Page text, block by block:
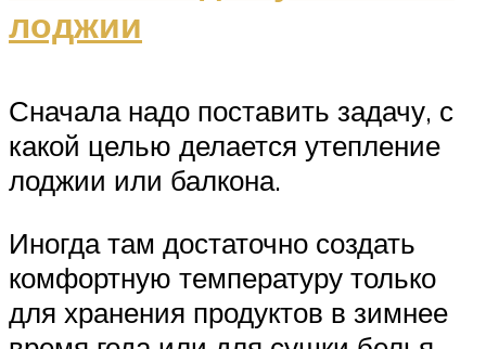
лоджии
Сначала надо поставить задачу, с
какой целью делается утепление
лоджии или балкона.
Иногда там достаточно создать
комфортную температуру только
для хранения продуктов в зимнее